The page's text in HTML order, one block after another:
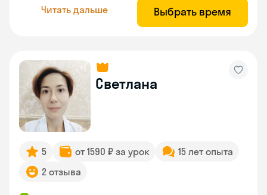
Читать дальше Выбрать время
Светлана
5 от 1590 ₽ за урок
15 лет опыта
2 отзыва